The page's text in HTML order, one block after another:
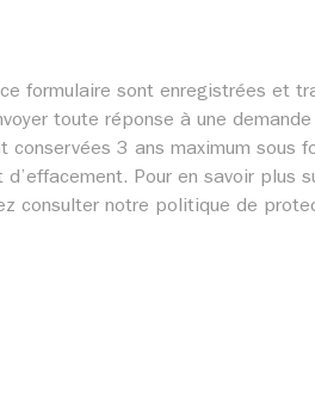
formulaire sont enregistrées et
toute réponse à une
3 ans maximum sous
Pour en savoir plus
consulter notre politique de